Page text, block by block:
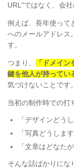
URL"ではなく、会
例えば、長年使って
へのメールアドレス
す。
つまり、
「ドメイ
鍵を他人が持ってい
気づけないことです。
当初の制作時での打
「デザインどう
「写真どうします
「文章はどなた
そんな話ばかりにな